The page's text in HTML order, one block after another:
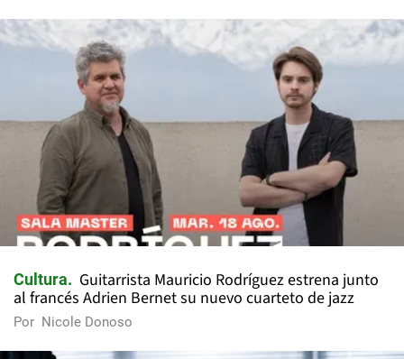
Cultura
Guitarrista Mauricio Rodríguez estrena junto
al francés Adrien Bernet su nuevo cuarteto de jazz
Por Nicole Donoso